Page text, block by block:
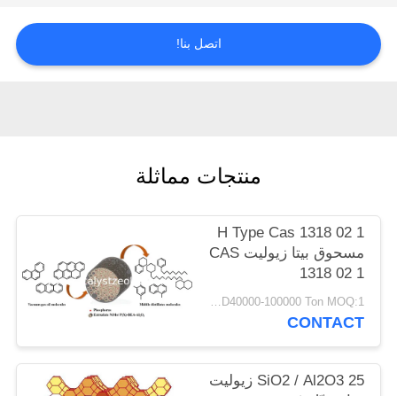
حالات
POLICY
اتصل بنا!
منتجات مماثلة
H Type Cas 1318 02 1
مسحوق بيتا زيوليت CAS
1318 02 1
USD40000-100000 Ton MOQ:1 كغم
CONTACT
SiO2 / Al2O3 25 زيوليت